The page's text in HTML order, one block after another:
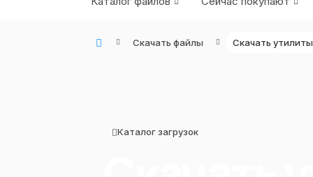
Скачать файлы Скачать утилиты
Каталог загрузок